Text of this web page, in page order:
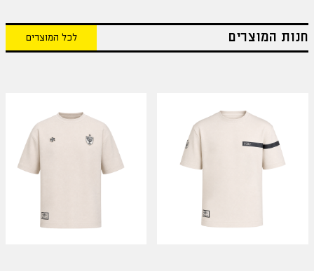
חנות המוצרים לכל המוצרים